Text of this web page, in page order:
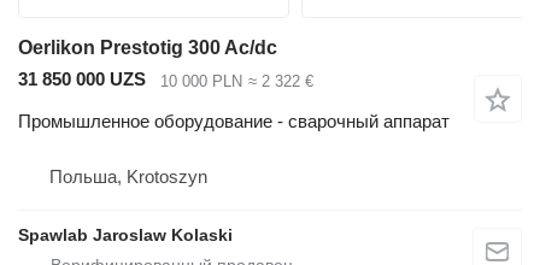
Oerlikon Prestotig 300 Ac/dc
31 850 000 UZS
10 000 PLN ≈ 2 322 €
Промышленное оборудование - сварочный аппарат
Польша, Krotoszyn
Spawlab Jaroslaw Kolaski